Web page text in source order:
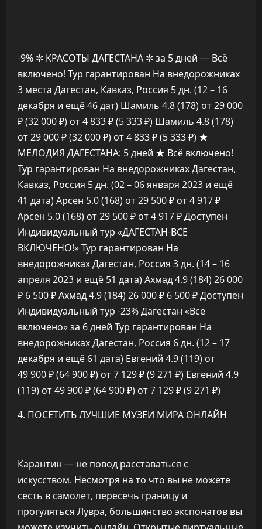
-9% ✼ КРАСОТЫ ДАГЕСТАНА ✼ за 5 дней — Всё
включено! Тур гарантирован На внедорожниках
3 места Дагестан, Кавказ, Россия 5 дн. (12 – 16
декабря и ещё 46 дат) Шамиль 4.8(178) от 29 000
₽(32 000 ₽) от 4 833 ₽(5 333 ₽) Шамиль 4.8(178)
от 29 000 ₽(32 000 ₽) от 4 833 ₽(5 333 ₽) ★
МЕЛОДИЯ ДАГЕСТАНА: 5 дней ★ Всё включено!
Тур гарантирован На внедорожниках Дагестан,
Кавказ, Россия 5 дн. (02 – 06 января 2023 и ещё
41 дата) Арсен 5.0(168) от 29 500 ₽ от 4 917 ₽
Арсен 5.0(168) от 29 500 ₽ от 4 917 ₽Доступен
Индивидуальный тур «ДАГЕСТАН-ВСЕ
ВКЛЮЧЕНО!» Тур гарантирован На
внедорожниках Дагестан, Россия 3 дн. (14 – 16
апреля 2023 и ещё 51 дата) Ахмад 4.9(184) 26 000
₽ 6 500 ₽Ахмад 4.9(184) 26 000 ₽ 6 500 ₽Доступен
Индивидуальный тур -23%Дагестан «Все
включено» за 6 дней Тур гарантирован На
внедорожниках Дагестан, Россия 6 дн. (12 – 17
декабря и ещё 61 дата) Евгений 4.9(119) от
49 900 ₽(64 900 ₽) от 7 129 ₽(9 271 ₽) Евгений 4.9
(119) от 49 900 ₽(64 900 ₽) от 7 129 ₽(9 271 ₽)
4. ПОСЕТИТЬ ЛУЧШИЕ МУЗЕИ МИРА ОНЛАЙН
Карантин — не повод расставаться с
искусством. Несмотря на то что вы не можете
сесть в самолет, пересечь границу и
прогуляться Лувра, большинство экспонатов вы